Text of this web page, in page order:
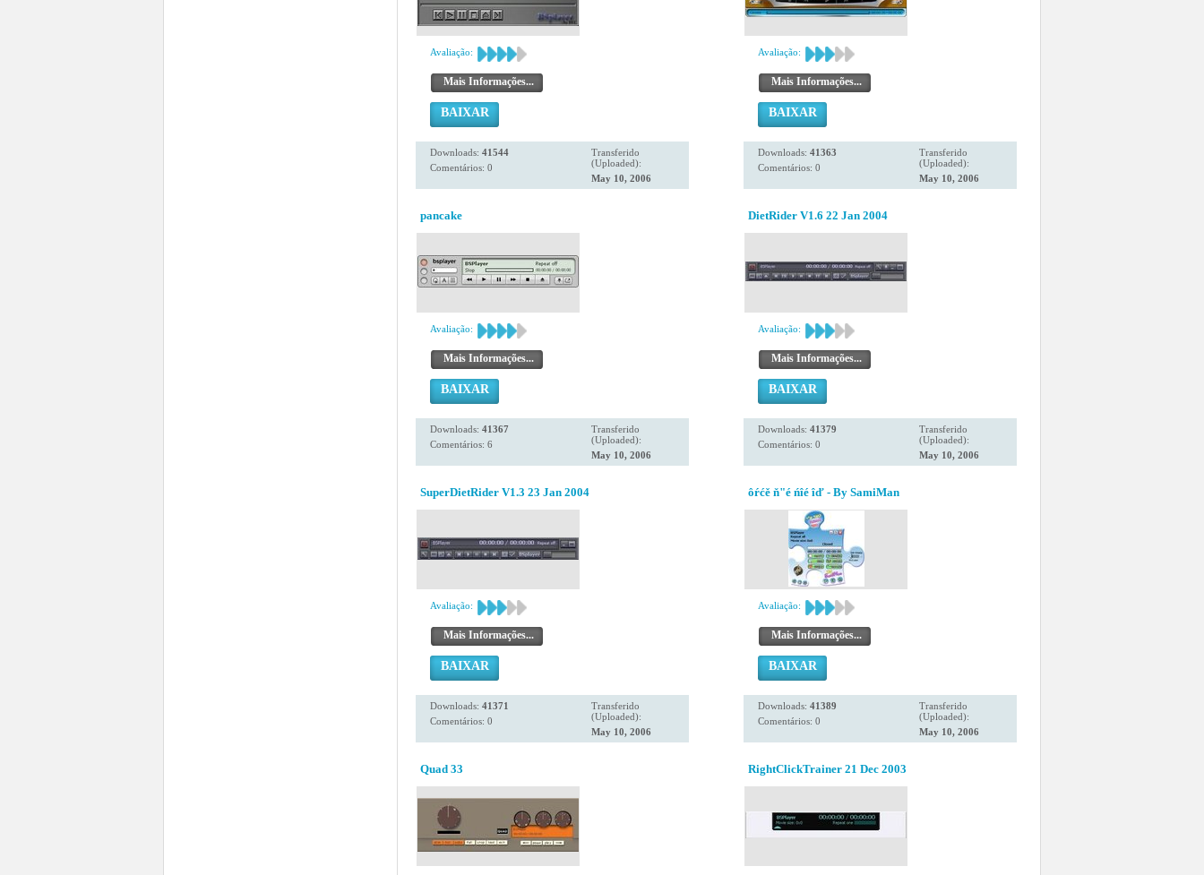
Avaliação:
Mais Informações...
BAIXAR
Downloads: 41544
Comentários: 0
Transferido
(Uploaded):
May 10, 2006
Avaliação:
Mais Informações...
BAIXAR
Downloads: 41363
Comentários: 0
Transferido
(Uploaded):
May 10, 2006
pancake
Avaliação:
Mais Informações...
BAIXAR
Downloads: 41367
Comentários: 6
Transferido
(Uploaded):
May 10, 2006
DietRider V1.6 22 Jan 2004
Avaliação:
Mais Informações...
BAIXAR
Downloads: 41379
Comentários: 0
Transferido
(Uploaded):
May 10, 2006
SuperDietRider V1.3 23 Jan 2004
Avaliação:
Mais Informações...
BAIXAR
Downloads: 41371
Comentários: 0
Transferido
(Uploaded):
May 10, 2006
ôŕćě ň"é ńîé îď - By SamiMan
Avaliação:
Mais Informações...
BAIXAR
Downloads: 41389
Comentários: 0
Transferido
(Uploaded):
May 10, 2006
Quad 33 RightClickTrainer 21 Dec 2003